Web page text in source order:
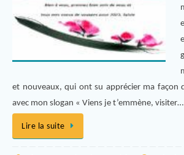
et nouveaux, qui ont su apprécier ma façon
avec mon slogan « Viens je t’emmène, visiter…
Lire la suite